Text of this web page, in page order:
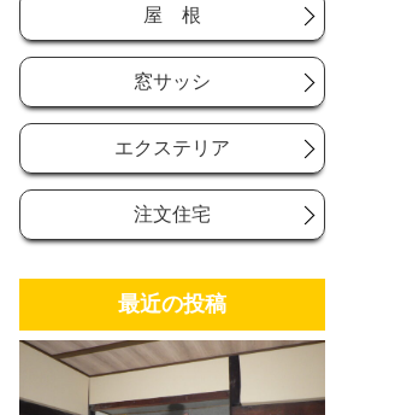
屋 根
窓サッシ
エクステリア
注文住宅
最近の投稿